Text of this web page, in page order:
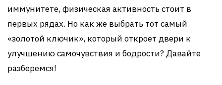
иммунитете, физическая активность стоит в
первых рядах. Но как же выбрать тот самый
«золотой ключик», который откроет двери к
улучшению самочувствия и бодрости? Давайте
разберемся!